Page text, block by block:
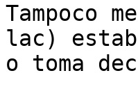
Tampoco
lac)
o toma